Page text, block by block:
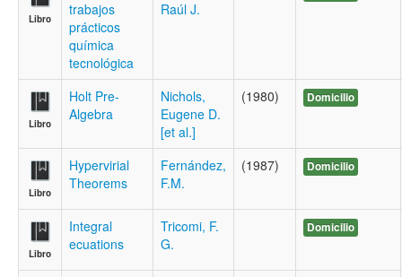
Libro
trabajos
prácticos
química
tecnológica
Raúl J.
Libro
Holt Pre-
Algebra
Nichols,
Eugene D.
[et al.]
(1980) Domicilio
Libro
Hypervirial
Theorems
Fernández,
F.M.
(1987) Domicilio
Libro
Integral
ecuations
Tricomi, F.
G.
Domicilio